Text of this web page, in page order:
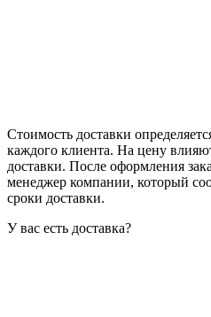
Стоимость доставки
каждого клиента. На цену
доставки. После оформления
менеджер компании, который
сроки доставки.
У вас есть доставка?